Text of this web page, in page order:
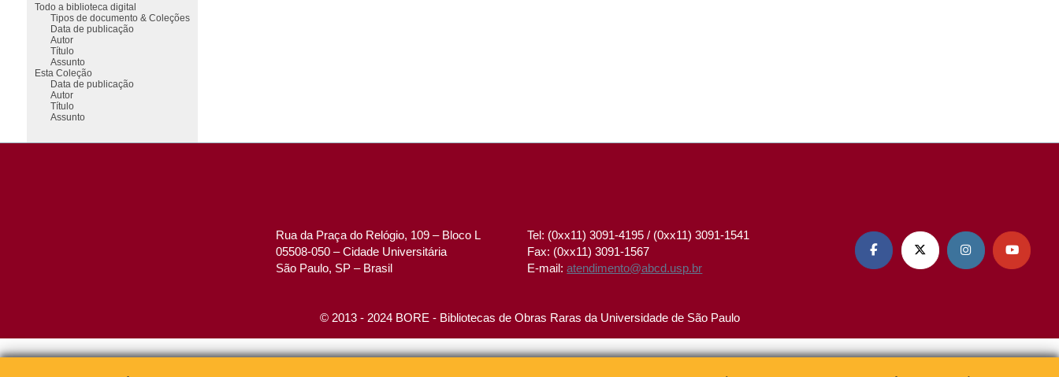
Todo a biblioteca digital
Tipos de documento & Coleções
Data de publicação
Autor
Título
Assunto
Esta Coleção
Data de publicação
Autor
Título
Assunto
Rua da Praça do Relógio, 109 – Bloco L
05508-050 – Cidade Universitária
São Paulo, SP – Brasil
Tel: (0xx11) 3091-4195 / (0xx11) 3091-1541
Fax: (0xx11) 3091-1567
E-mail:atendimento@abcd.usp.br
   
© 2013 - 2024 BORE - Bibliotecas de Obras Raras da Universidade de São Paulo